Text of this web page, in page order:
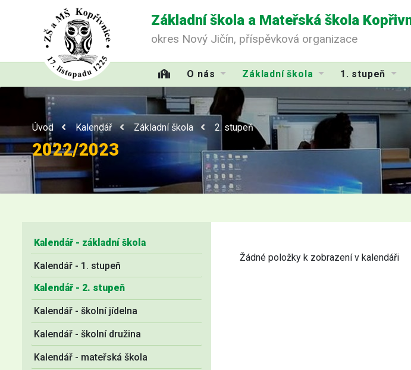
Základní škola a Mateřská škola
okres Nový Jičín, příspěvková organizace
O nás Základní škola 1. stupeň
Úvod Kalendář Základní škola 2. stupeň
2022/2023
Kalendář - základní škola
Kalendář - 1. stupeň
Kalendář - 2. stupeň
Kalendář - školní jídelna
Kalendář - školní družina
Kalendář - mateřská škola
Žádné položky k zobrazení v kalendáři